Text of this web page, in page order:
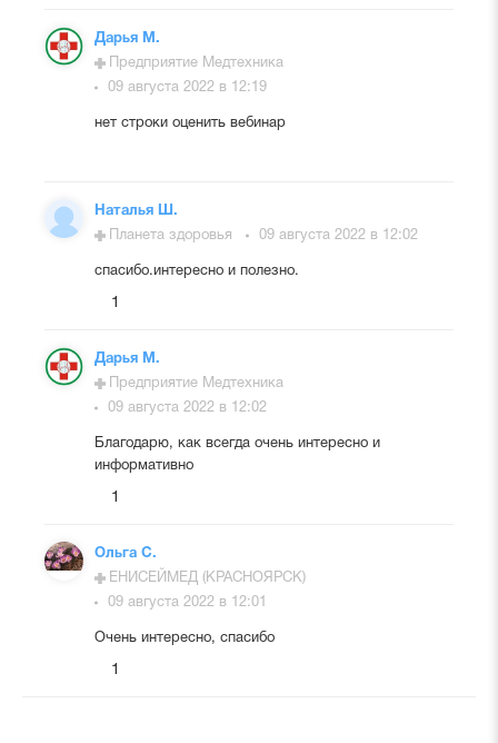
Дарья М.
Предприятие Медтехника
09 августа 2022 в 12:19
нет строки оценить вебинар
Наталья Ш.
Планета здоровья
09 августа 2022 в 12:02
спасибо.интересно и полезно.
1
Дарья М.
Предприятие Медтехника
09 августа 2022 в 12:02
Благодарю, как всегда очень интересно и
информативно
1
Ольга С.
ЕНИСЕЙМЕД (КРАСНОЯРСК)
09 августа 2022 в 12:01
Очень интересно, спасибо
1